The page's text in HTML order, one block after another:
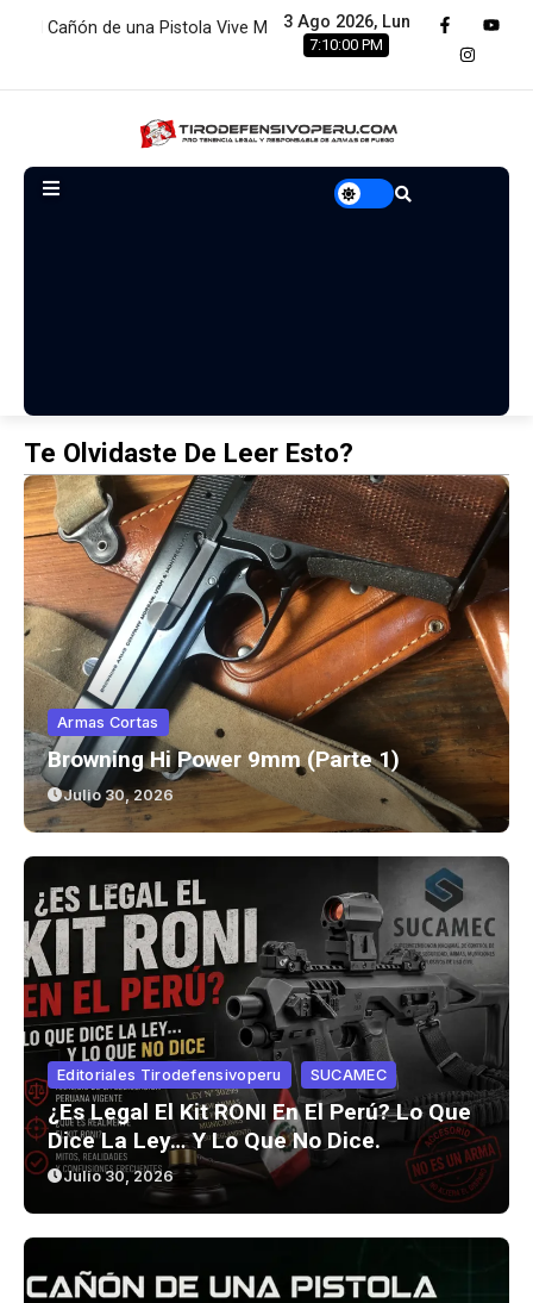
de una Pistola Vive Menos de 2 Minutos:… Estamos
3 Ago 2026, Lun
7:10:00 PM
Te Olvidaste De Leer Esto?
Armas Cortas
Browning Hi Power 9mm (parte 1)
Julio 30, 2026
Editoriales Tirodefensivoperu SUCAMEC
¿Es Legal El Kit RONI En El Perú? Lo Que
Dice La Ley… Y Lo Que No Dice.
Julio 30, 2026